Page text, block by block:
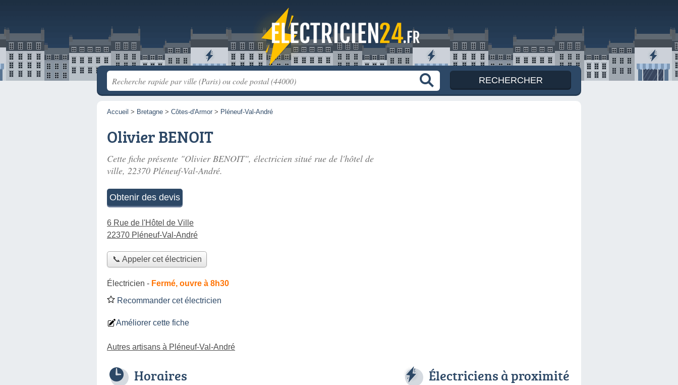
Accueil > Bretagne > Côtes-d'Armor > Pléneuf-Val-André
Olivier BENOIT
Cette fiche présente "Olivier BENOIT", électricien situé rue de l'hôtel de
ville, 22370 Pléneuf-Val-André.
Obtenir des devis
6 Rue de l'Hôtel de Ville
22370 Pléneuf-Val-André
📞 Appeler cet électricien
Électricien - Fermé, ouvre à 8h30
Recommander cet électricien
Améliorer cette fiche
Autres artisans à Pléneuf-Val-André
Horaires Électriciens à proximité